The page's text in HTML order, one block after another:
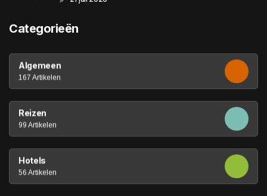
Categorieën
Algemeen
167 Artikelen
Reizen
99 Artikelen
Hotels
56 Artikelen